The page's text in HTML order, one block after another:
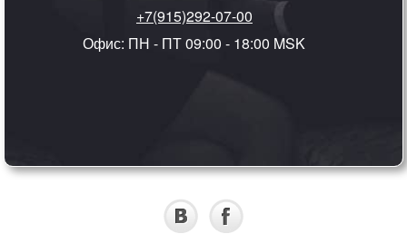
+7(915)292-07-00
Офис: ПН - ПТ 09:00 - 18:00 MSK